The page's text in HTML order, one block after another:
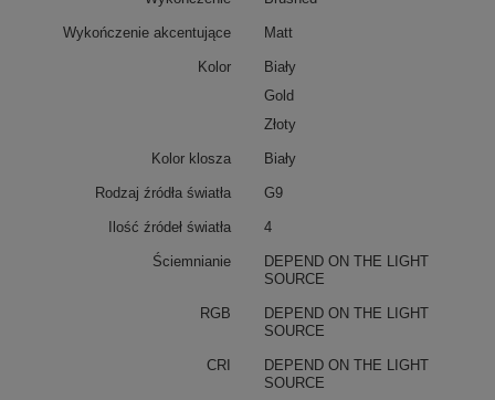
Wykończenie akcentujące Matt
Kolor
Biały
Gold
Złoty
Kolor klosza Biały
Rodzaj źródła światła G9
Ilość źródeł światła 4
Ściemnianie
DEPEND ON THE LIGHT
SOURCE
RGB
DEPEND ON THE LIGHT
SOURCE
CRI
DEPEND ON THE LIGHT
SOURCE